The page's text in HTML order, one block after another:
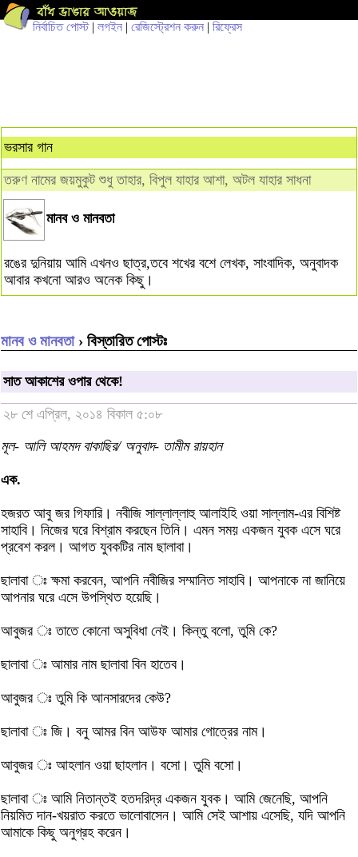
নির্বাচিত পোস্ট| লগইন | রেজিস্ট্রেশন করুন | রিফ্রেস
ভরসার গান
তরুণ নামের জয়মুকুট শুধু তাহার, বিপুল যাহার আশা, অটল যাহার সাধনা
মানব ও মানবতা
রঙের দুনিয়ায় আমি এখনও ছাত্র,তবে শখের বশে লেখক, সাংবাদিক, অনুবাদক
আবার কখনো আরও অনেক কিছু।
মানব ও মানবতা› বিস্তারিত পোস্টঃ
সাত আকাশের ওপার থেকে!
২৮ শে এপ্রিল, ২০১৪ বিকাল ৫:০৮
মূল- আলি আহমদ বাকাছির/ অনুবাদ- তামীম রায়হান
এক.
হজরত আবু জর গিফারি। নবীজি সাল্লাল্লাহু আলাইহি ওয়া সাল্লাম-এর বিশিষ্ট
সাহাবি। নিজের ঘরে বিশ্রাম করছেন তিনি। এমন সময় একজন যুবক এসে ঘরে
প্রবেশ করল। আগত যুবকটির নাম ছালাবা।
ছালাবা ঃ ক্ষমা করবেন, আপনি নবীজির সম্মানিত সাহাবি। আপনাকে না জানিয়ে
আপনার ঘরে এসে উপস্থিত হয়েছি।
আবুজর ঃ তাতে কোনো অসুবিধা নেই। কিন্তু বলো, তুমি কে?
ছালাবা ঃ আমার নাম ছালাবা বিন হাতেব।
আবুজর ঃ তুমি কি আনসারদের কেউ?
ছালাবা ঃ জি। বনু আমর বিন আউফ আমার গোত্রের নাম।
আবুজর ঃ আহলান ওয়া ছাহলান। বসো। তুমি বসো।
ছালাবা ঃ আমি নিতান্তই হতদরিদ্র একজন যুবক। আমি জেনেছি, আপনি
নিয়মিত দান-খয়রাত করতে ভালোবাসেন। আমি সেই আশায় এসেছি, যদি আপনি
আমাকে কিছু অনুগ্রহ করেন।